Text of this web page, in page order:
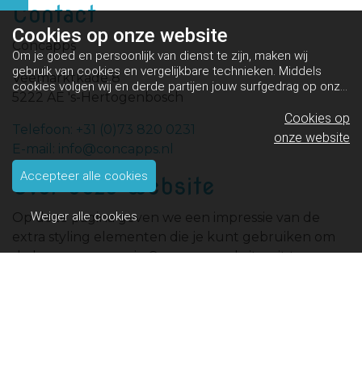
Contact
Concapps
Veemarktkade 8
5222 AE 's-Hertogenbosch
Telefoon: +31 (0)73 820 0231
E-mail: info@concapps.nl
Over deze website
Op deze pagina geven we een impressie van de
extra styling elementen die je kunt gebruiken om
de homepage van je Concapps website uit te
Cookies op onze website
Om je goed en persoonlijk van dienst te zijn, maken wij
gebruik van cookies en vergelijkbare technieken. Middels
cookies volgen wij en derde partijen jouw surfgedrag op onze
website. Hiermee tonen wij gepersonaliseerde advertenties
en dit maakt het voor jou mogelijk om informatie te delen via
social media.Bekijk ons cookiebeleid
Cookies op
onze website
Accepteer alle cookies
Weiger alle cookies